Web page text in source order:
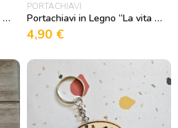
Portachiavi in Acciaio Tondo Personalizzabile
PORTACHIAVI
Portachiavi in Legno “La vita è bella, la gente mmm…”
4,90 €